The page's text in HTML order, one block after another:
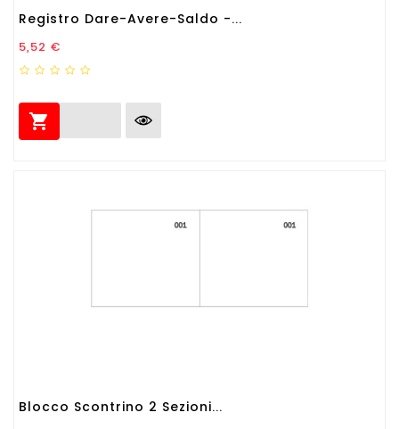
Registro Dare-Avere-Saldo -...
Prezzo
5,52 €

Blocco Scontrino 2 Sezioni...